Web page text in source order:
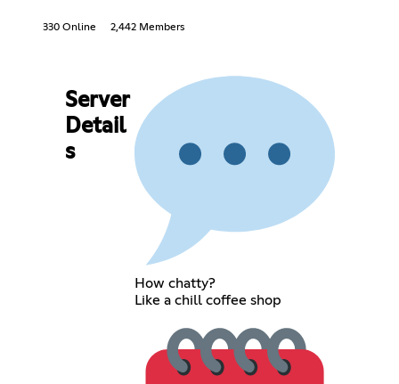
330 Online 2,442 Members
Server
Detail
s
How chatty?
Like a chill coffee shop